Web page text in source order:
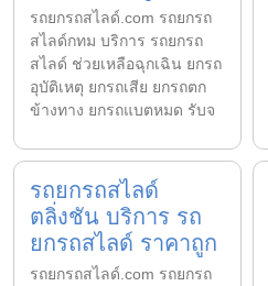
รถยกรถสไลด์.com รถยกรถ
สไลด์กทม บริการ รถยกรถ
สไลด์ ช่วยเหลือฉุกเฉิน ยกรถ
อุบัติเหตุ ยกรถเสีย ยกรถตก
ข้างทาง ยกรถแบตหมด รับจ
รถยกรถสไลด์
ตลิ่งชัน บริการ รถ
ยกรถสไลด์ ราคาถูก
รถยกรถสไลด์.com รถยกรถ